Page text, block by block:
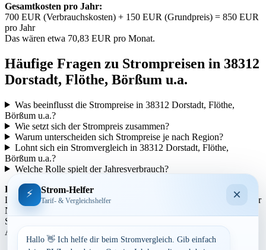
Gesamtkosten pro Jahr:
700 EUR (Verbrauchskosten) + 150 EUR (Grundpreis) = 850 EUR
pro Jahr
Das wären etwa 70,83 EUR pro Monat.
Häufige Fragen zu Strompreisen in 38312
Dorstadt, Flöthe, Börßum u.a.
Was beeinflusst die Strompreise in 38312 Dorstadt, Flöthe,
Börßum u.a.?
Wie setzt sich der Strompreis zusammen?
Warum unterscheiden sich Strompreise je nach Region?
Lohnt sich ein Stromvergleich in 38312 Dorstadt, Flöthe,
Börßum u.a.?
Welche Rolle spielt der Jahresverbrauch?
Regionale Unterschiede:
Die Strompreise variieren je nach Region aufgrund unterschiedlicher
Netzentgelte und Steuern. In städtischen Gebieten können die
Strompreise tendenziell höher sein als in ländlicheren Gegenden.
Auch die Anbieterstruktur kann sich regional unterscheiden.
⚡ Strom-Helfer
Tarif- & Vergleichshelfer ×
Hallo 👋 Ich helfe dir beim Stromvergleich. Gib einfach